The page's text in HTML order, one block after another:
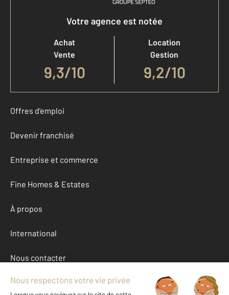
Votre agence est notée
Achat
Vente
9,3/10
Location
Gestion
9,2/10
Offres d'emploi
Devenir franchisé
Entreprise et commerce
Fine Homes & Estates
À propos
International
Nous contacter